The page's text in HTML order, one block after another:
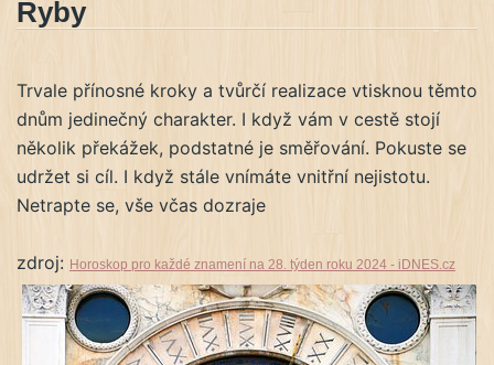
Ryby
Trvale přínosné kroky a tvůrčí realizace vtisknou těmto
dnům jedinečný charakter. I když vám v cestě stojí
několik překážek, podstatné je směřování. Pokuste se
udržet si cíl. I když stále vnímáte vnitřní nejistotu.
Netrapte se, vše včas dozraje
zdroj: Horoskop pro každé znamení na 28. týden roku 2024 - iDNES.cz